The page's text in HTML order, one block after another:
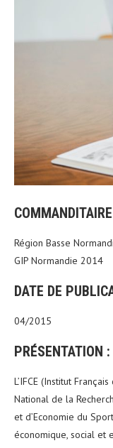
Région Basse
GIP Normandie 2014
DATE DE
04/2015
PRÉSENTATION :
L’IFCE (Institut
National de la
et d’Economie du
économique, social et